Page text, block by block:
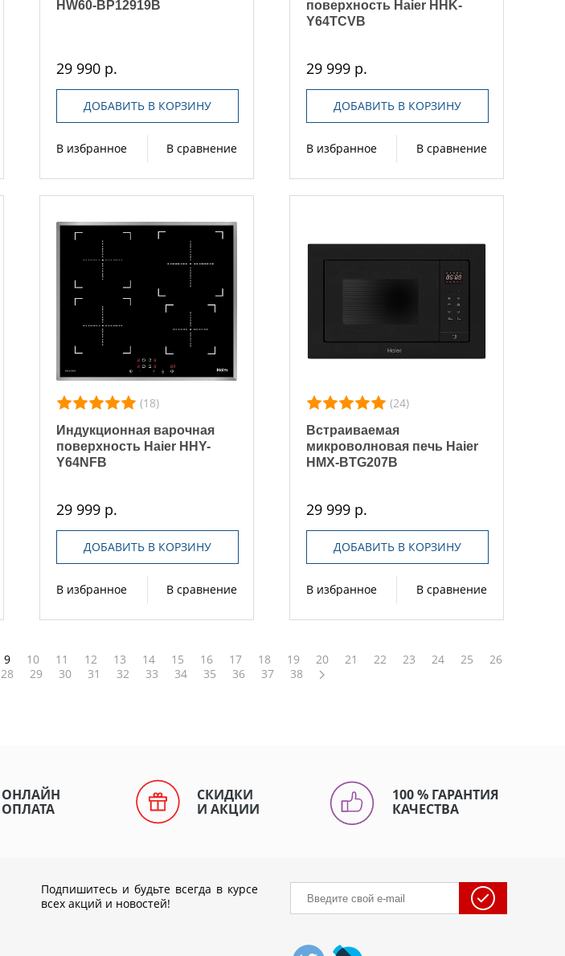
HW60-BP12919B
29 990 р.
ДОБАВИТЬ В КОРЗИНУ
В избранное В сравнение
поверхность Haier HHK-
Y64TCVB
29 999 р.
ДОБАВИТЬ В КОРЗИНУ
В избранное В сравнение
(18)
Индукционная варочная
поверхность Haier HHY-
Y64NFB
29 999 р.
ДОБАВИТЬ В КОРЗИНУ
В избранное В сравнение
(24)
Встраиваемая
микроволновая печь Haier
HMX-BTG207B
29 999 р.
ДОБАВИТЬ В КОРЗИНУ
В избранное В сравнение
9 10 11 12 13 14 15 16 17 18 19 20 21 22 23 24 25
26
28 29 30 31 32 33 34 35 36 37 38
ОНЛАЙН
ОПЛАТА
СКИДКИ
И АКЦИИ
100 % ГАРАНТИЯ
КАЧЕСТВА
Подпишитесь и будьте всегда в курсе
всех акций и новостей!